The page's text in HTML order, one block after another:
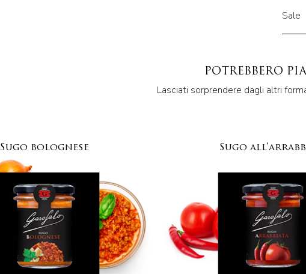
Sale
POTREBBERO
Lasciati sorprendere dagli altri
Sugo bolognese Sugo